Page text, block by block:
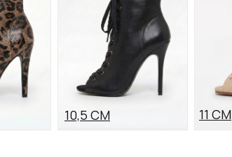
10,5 СМ 11 СМ